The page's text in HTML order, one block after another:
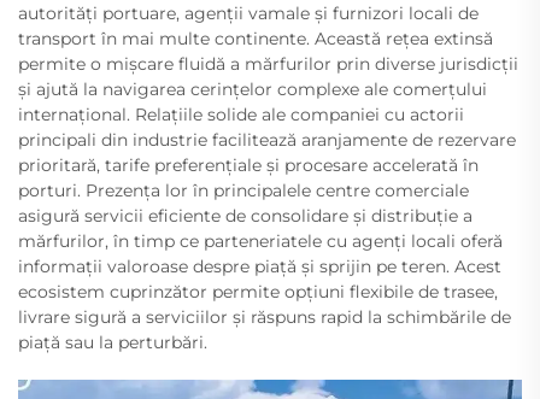
autorități portuare, agenții vamale și furnizori locali de
transport în mai multe continente. Această rețea extinsă
permite o mișcare fluidă a mărfurilor prin diverse jurisdicții
și ajută la navigarea cerințelor complexe ale comerțului
internațional. Relațiile solide ale companiei cu actorii
principali din industrie facilitează aranjamente de rezervare
prioritară, tarife preferențiale și procesare accelerată în
porturi. Prezența lor în principalele centre comerciale
asigură servicii eficiente de consolidare și distribuție a
mărfurilor, în timp ce parteneriatele cu agenți locali oferă
informații valoroase despre piață și sprijin pe teren. Acest
ecosistem cuprinzător permite opțiuni flexibile de trasee,
livrare sigură a serviciilor și răspuns rapid la schimbările de
piață sau la perturbări.